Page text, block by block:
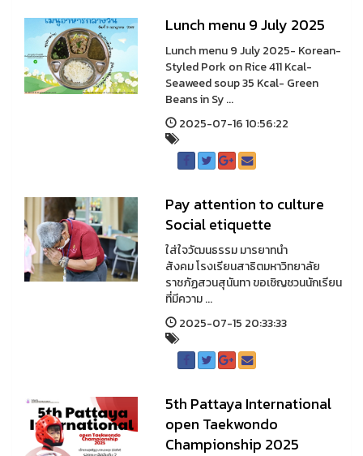
Lunch menu 9 July 2025
Lunch menu 9 July 2025- Korean-
Styled Pork on Rice 411 Kcal-
Seaweed soup 35 Kcal- Green
Beans in Sy ...
2025-07-16 10:56:22
Pay attention to culture
Social etiquette
ใส่ใจวัฒนธรรม มารยาทนำ
สังคม โรงเรียนสาธิตมหาวิทยาลัย
ราชภัฏสวนสุนันทา ขอเชิญชวนนักเรียน
ที่มีความ ...
2025-07-15 20:33:33
5th Pattaya International
open Taekwondo
Championship 2025